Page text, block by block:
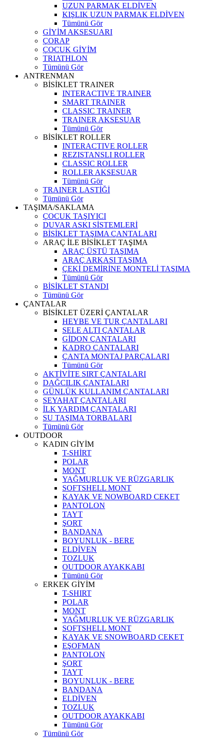
UZUN PARMAK ELDİVEN
KIŞLIK UZUN PARMAK ELDİVEN
Tümünü Gör
GİYİM AKSESUARI
ÇORAP
ÇOCUK GİYİM
TRIATHLON
Tümünü Gör
ANTRENMAN
BİSİKLET TRAINER
INTERACTIVE TRAINER
SMART TRAINER
CLASSIC TRAINER
TRAINER AKSESUAR
Tümünü Gör
BİSİKLET ROLLER
INTERACTIVE ROLLER
REZISTANSLI ROLLER
CLASSIC ROLLER
ROLLER AKSESUAR
Tümünü Gör
TRAINER LASTİĞİ
Tümünü Gör
TAŞIMA/SAKLAMA
ÇOCUK TAŞIYICI
DUVAR ASKI SİSTEMLERİ
BİSİKLET TAŞIMA ÇANTALARI
ARAÇ İLE BİSİKLET TAŞIMA
ARAÇ ÜSTÜ TAŞIMA
ARAÇ ARKASI TAŞIMA
ÇEKİ DEMİRİNE MONTELİ TAŞIMA
Tümünü Gör
BİSİKLET STANDI
Tümünü Gör
ÇANTALAR
BİSİKLET ÜZERİ ÇANTALAR
HEYBE VE TUR ÇANTALARI
SELE ALTI ÇANTALAR
GİDON ÇANTALARI
KADRO ÇANTALARI
ÇANTA MONTAJ PARÇALARI
Tümünü Gör
AKTİVİTE SIRT ÇANTALARI
DAĞCILIK ÇANTALARI
GÜNLÜK KULLANIM ÇANTALARI
SEYAHAT ÇANTALARI
İLK YARDIM ÇANTALARI
SU TAŞIMA TORBALARI
Tümünü Gör
OUTDOOR
KADIN GİYİM
T-SHİRT
POLAR
MONT
YAĞMURLUK VE RÜZGARLIK
SOFTSHELL MONT
KAYAK VE NOWBOARD CEKET
PANTOLON
TAYT
ŞORT
BANDANA
BOYUNLUK - BERE
ELDİVEN
TOZLUK
OUTDOOR AYAKKABI
Tümünü Gör
ERKEK GİYİM
T-SHIRT
POLAR
MONT
YAĞMURLUK VE RÜZGARLIK
SOFTSHELL MONT
KAYAK VE SNOWBOARD CEKET
EŞOFMAN
PANTOLON
ŞORT
TAYT
BOYUNLUK - BERE
BANDANA
ELDİVEN
TOZLUK
OUTDOOR AYAKKABI
Tümünü Gör
Tümünü Gör